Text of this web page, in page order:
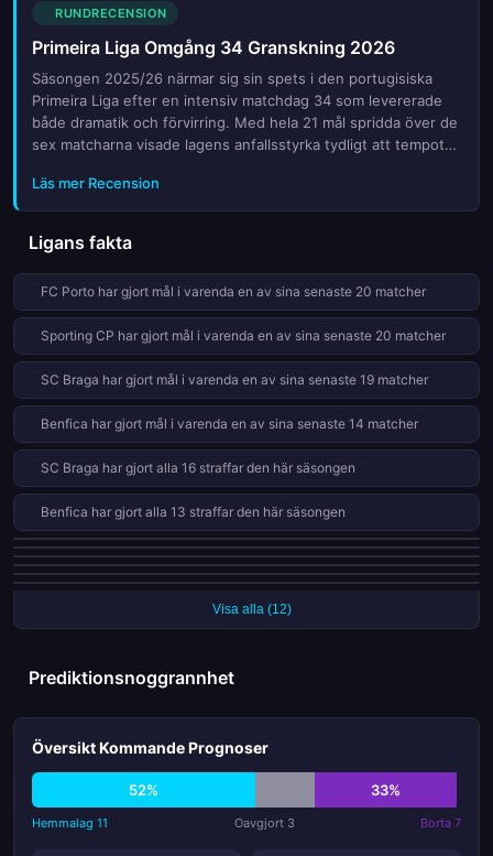
tabelltoppen. I denna förhandsgranskning tittar vi närmare på
de viktigaste mötena, nyckelspelarnas form samt de
strategiska drag som kommer att definiera slutresultatet.
Oavsett om det handlar om att försvara ledningen eller göra
ett sista anfall mot toppen, står allt på spel när lagen möts på
gräsplanen under denna avgörande omgång.
RUNDRECENSION
Primeira Liga Omgång 34 Granskning 2026
Säsongen 2025/26 närmar sig sin spets i den portugisiska
Primeira Liga efter en intensiv matchdag 34 som levererade
både dramatik och förvirring. Med hela 21 mål spridda över de
sex matcharna visade lagens anfallsstyrka tydligt att tempot
Denna omgång var avgörande för flera lag som behövde
poäng för att säkra sin plats eller knyta ut konkurrenterna. Vi
tittar närmare på de viktigaste resultaten, de utmärkta
prestationerna samt hur tabellen ser ut inför de sista
omgångarna. Vilket lag har tagit ledningen och vem kan
fortfarande vända? Följ med oss medan vi analyserar
nyckelspelen, stjärnornas insatser och tränarnas taktiska val
som formade denna kritiska vecka i den portugisiska
fotbollssäsongen.
Läs mer Recension
Ligans fakta
FC Porto har gjort mål i varenda en av sina senaste 20 matcher
Sporting CP har gjort mål i varenda en av sina senaste 20 matcher
SC Braga har gjort mål i varenda en av sina senaste 19 matcher
Benfica har gjort mål i varenda en av sina senaste 14 matcher
SC Braga har gjort alla 16 straffar den här säsongen
Benfica har gjort alla 13 straffar den här säsongen
Alverca har släppt in mål i varenda en av sina senaste 9 matcher
AVS är obesegrade i sina senaste 5 ligamatcher
Arouca har fått 10 röda kort i 34 matcher den här säsongen
Famalicão är obesegrade i sina senaste 5 ligamatcher
Sporting CP är obesegrade i sina senaste 5 ligamatcher
Visa alla (12)
Prediktionsnoggrannhet
Översikt Kommande Prognoser
52% 33%
Hemmalag 11 Oavgjort 3 Borta 7